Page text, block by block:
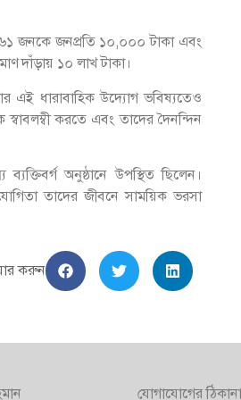
জনকে জনপ্রতি ১০,০০০ টাকা এবং
দাঁড়ায় ১০ লাখ টাকা।
এই ধারাবাহিক উদ্যোগ ভবিষ্যতেও
করতে এবং তাদের দৈনন্দিন
অনুষ্ঠানে উপস্থিত ছিলেন।
তাদের জীবনে সাময়িক ভরসা
করুন
যোগাযোগের